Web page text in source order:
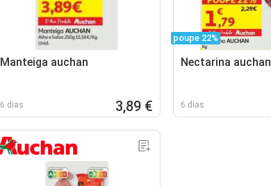
Manteiga auchan
6 dias 3,89 €
poupe 22%
Nectarina auchan
6 dias